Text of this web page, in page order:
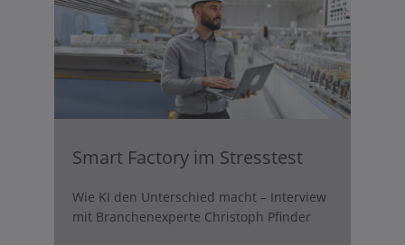
Smart Factory im Stresstest
Wie KI den Unterschied macht – Interview
mit Branchenexperte Christoph Pfinder